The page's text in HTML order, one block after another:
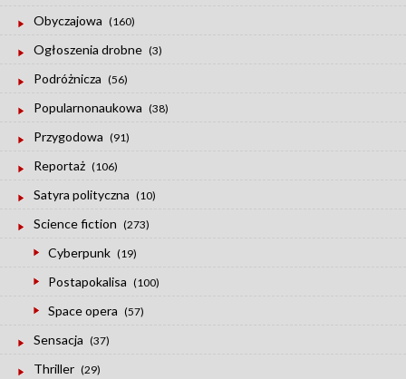
Obyczajowa (160)
Ogłoszenia drobne (3)
Podróżnicza (56)
Popularnonaukowa (38)
Przygodowa (91)
Reportaż (106)
Satyra polityczna (10)
Science fiction (273)
Cyberpunk (19)
Postapokalisa (100)
Space opera (57)
Sensacja (37)
Thriller (29)